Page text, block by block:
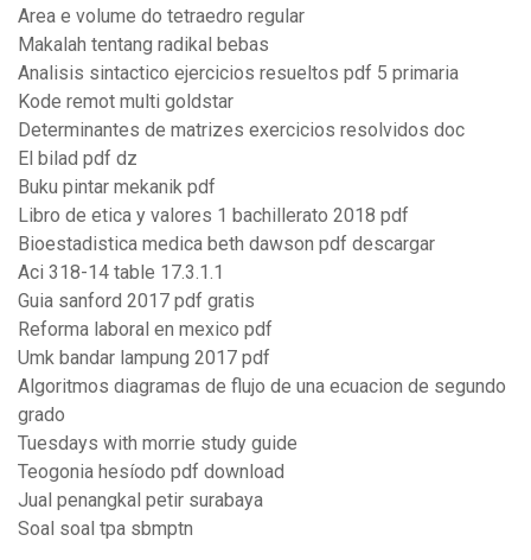
Area e volume do tetraedro regular
Makalah tentang radikal bebas
Analisis sintactico ejercicios resueltos pdf 5 primaria
Kode remot multi goldstar
Determinantes de matrizes exercicios resolvidos doc
El bilad pdf dz
Buku pintar mekanik pdf
Libro de etica y valores 1 bachillerato 2018 pdf
Bioestadistica medica beth dawson pdf descargar
Aci 318-14 table 17.3.1.1
Guia sanford 2017 pdf gratis
Reforma laboral en mexico pdf
Umk bandar lampung 2017 pdf
Algoritmos diagramas de flujo de una ecuacion de segundo
grado
Tuesdays with morrie study guide
Teogonia hesíodo pdf download
Jual penangkal petir surabaya
Soal soal tpa sbmptn